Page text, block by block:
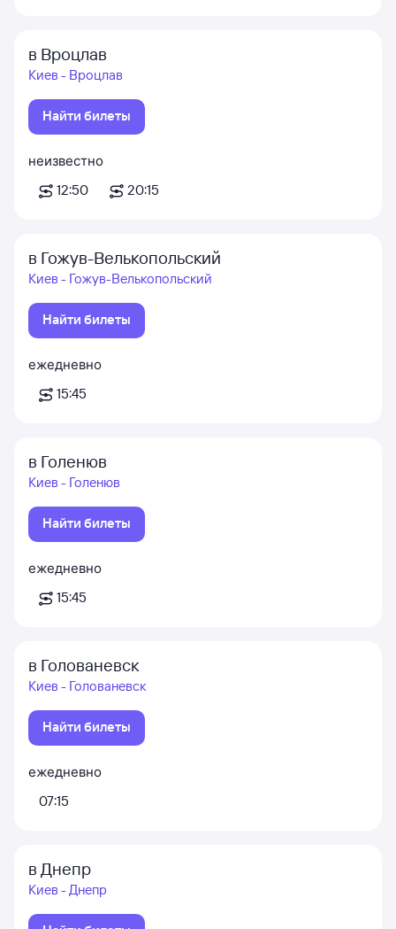
в Вроцлав
Киев - Вроцлав
Найти билеты
неизвестно
12:50
20:15
в Гожув-Велькопольский
Киев - Гожув-Велькопольский
Найти билеты
ежедневно
15:45
в Голенюв
Киев - Голенюв
Найти билеты
ежедневно
15:45
в Голованевск
Киев - Голованевск
Найти билеты
ежедневно
07:15
в Днепр
Киев - Днепр